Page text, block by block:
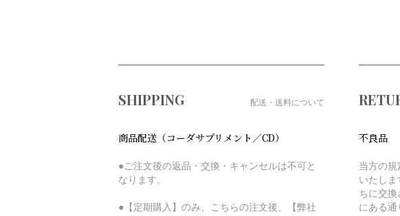
SHIPPING 配送・送料について
商品配送（コーダサプリメント／CD）
●ご注文後の返品・交換・キャンセルは不可と
なります。
●【定期購入】のみ、こちらの注文後、【弊社
不良品
当方の
いたし
ちに交
にある